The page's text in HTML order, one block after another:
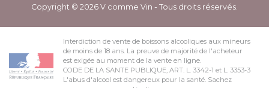
Copyright © 2026 V comme Vin - Tous droits réservés.
Interdiction de vente de boissons alcooliques aux mineurs
de moins de 18 ans. La preuve de majorité de l'acheteur
est exigée au moment de la vente en ligne.
CODE DE LA SANTE PUBLIQUE, ART. L. 3342-1 et L. 3353-3
L'abus d'alcool est dangereux pour la santé. Sachez